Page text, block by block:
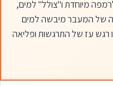
מיוחדת ו"צולל" למים,
של המעבר מיבשה למים
רגש עז של התרגשות ופליאה